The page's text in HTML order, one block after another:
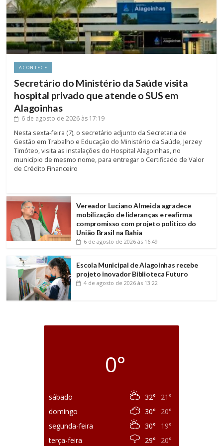
ACONTECE
Secretário do Ministério da Saúde visita
hospital privado que atende o SUS em
Alagoinhas
6 de agosto de 2026 às 17:19
Nesta sexta-feira (7), o secretário adjunto da Secretaria de
Gestão em Trabalho e Educação do Ministério da Saúde, Jerzey
Timóteo, visita as instalações do Hospital Alagoinhas, no
município de mesmo nome, para entregar o Certificado de Valor
de Crédito Financeiro
Vereador Luciano Almeida agradece
mobilização de lideranças e reafirma
compromisso com projeto político do
União Brasil na Bahia
6 de agosto de 2026 às 16:49
Escola Municipal de Alagoinhas recebe
projeto inovador Biblioteca Futuro
4 de agosto de 2026 às 13:22
0°
sábado 32°
21°
domingo
30°
20°
segunda-feira
30°
19°
terça-feira
29° 20°